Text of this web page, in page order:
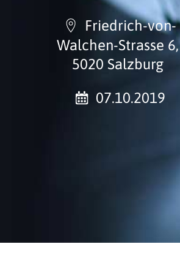
Friedrich-von-
Walchen-Strasse 6,
5020 Salzburg
07.10.2019